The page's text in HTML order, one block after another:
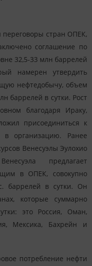
переговоры стран ОПЕК,
соглашение по
32,5-33 млн баррелей
намерен утвердить
нефтедобычу, объем
баррелей в сутки. Рост
благодаря Ираку,
присоединиться к
в организацию. Ранее
Венесуэлы Эулохио
предлагает
в ОПЕК, совокупно
баррелей в сутки. Он
которые суммарно
это Россия, Оман,
Мексика, Бахрейн и
потребление нефти